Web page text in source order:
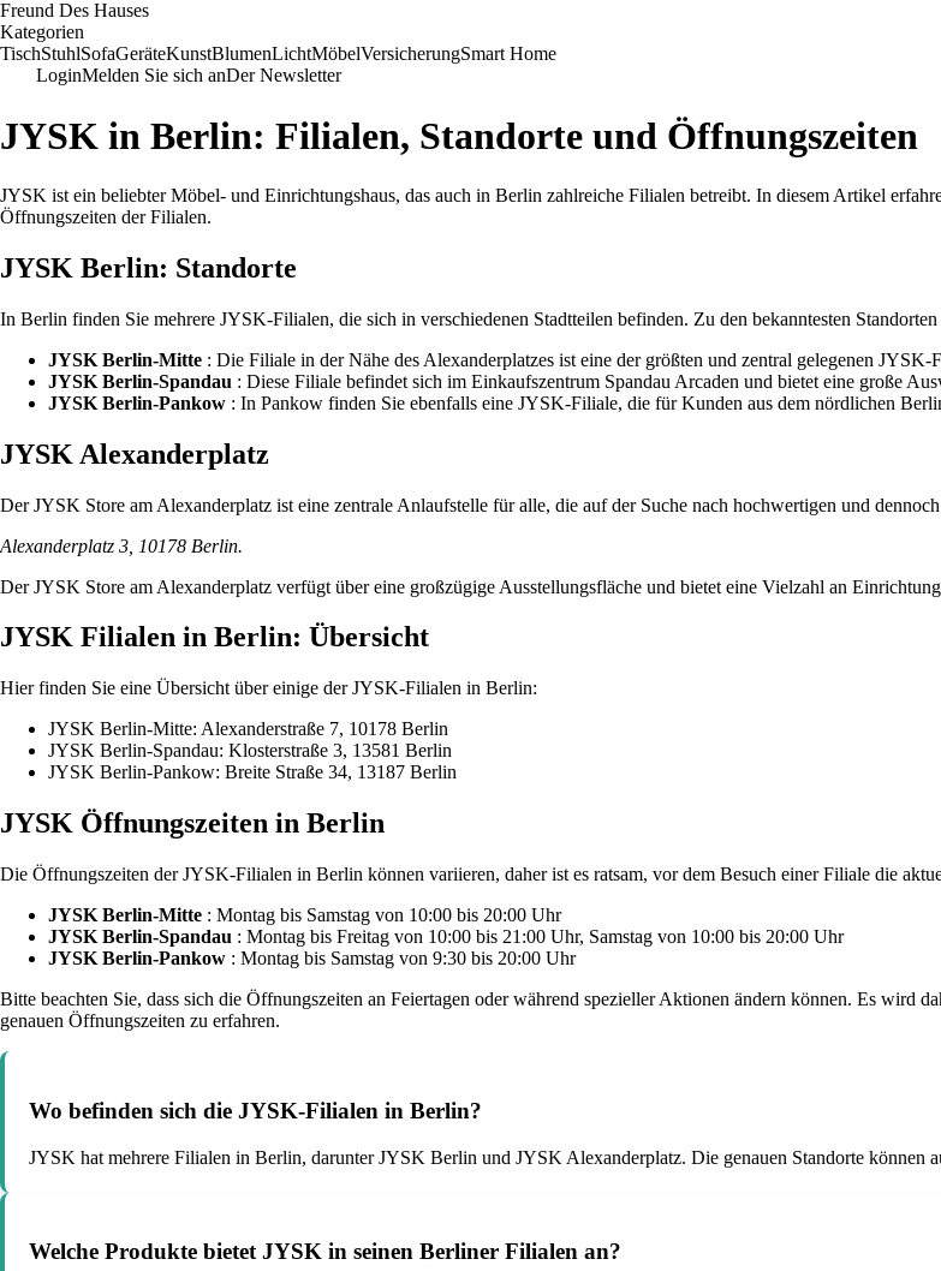
Freund Des Hauses
Kategorien
TischStuhlSofaGeräteKunstBlumenLichtMöbelVersicherungSmart Home
LoginMelden Sie sich anDer Newsletter
JYSK in Berlin: Filialen, Standorte und Öffnungszeiten
JYSK ist ein beliebter Möbel- und Einrichtungshaus, das auch in Berlin zahlreiche Filialen betreibt. In diesem Artikel
Öffnungszeiten der Filialen.
JYSK Berlin: Standorte
In Berlin finden Sie mehrere JYSK-Filialen, die sich in verschiedenen Stadtteilen befinden. Zu den bekanntesten Standorten
JYSK Berlin-Mitte : Die Filiale in der Nähe des Alexanderplatzes ist eine der größten und zentral gelegenen
JYSK Berlin-Spandau : Diese Filiale befindet sich im Einkaufszentrum Spandau Arcaden und bietet eine große
JYSK Berlin-Pankow : In Pankow finden Sie ebenfalls eine JYSK-Filiale, die für Kunden aus dem nördlichen
JYSK Alexanderplatz
Der JYSK Store am Alexanderplatz ist eine zentrale Anlaufstelle für alle, die auf der Suche nach hochwertigen und
Alexanderplatz 3, 10178 Berlin.
Der JYSK Store am Alexanderplatz verfügt über eine großzügige Ausstellungsfläche und bietet eine Vielzahl an
JYSK Filialen in Berlin: Übersicht
Hier finden Sie eine Übersicht über einige der JYSK-Filialen in Berlin:
JYSK Berlin-Mitte: Alexanderstraße 7, 10178 Berlin
JYSK Berlin-Spandau: Klosterstraße 3, 13581 Berlin
JYSK Berlin-Pankow: Breite Straße 34, 13187 Berlin
JYSK Öffnungszeiten in Berlin
Die Öffnungszeiten der JYSK-Filialen in Berlin können variieren, daher ist es ratsam, vor dem Besuch einer Filiale die
JYSK Berlin-Mitte : Montag bis Samstag von 10:00 bis 20:00 Uhr
JYSK Berlin-Spandau : Montag bis Freitag von 10:00 bis 21:00 Uhr, Samstag von 10:00 bis 20:00 Uhr
JYSK Berlin-Pankow : Montag bis Samstag von 9:30 bis 20:00 Uhr
Bitte beachten Sie, dass sich die Öffnungszeiten an Feiertagen oder während spezieller Aktionen ändern können. Es
genauen Öffnungszeiten zu erfahren.
Wo befinden sich die JYSK-Filialen in Berlin?
JYSK hat mehrere Filialen in Berlin, darunter JYSK Berlin und JYSK Alexanderplatz. Die genauen Standorte
Welche Produkte bietet JYSK in seinen Berliner Filialen an?